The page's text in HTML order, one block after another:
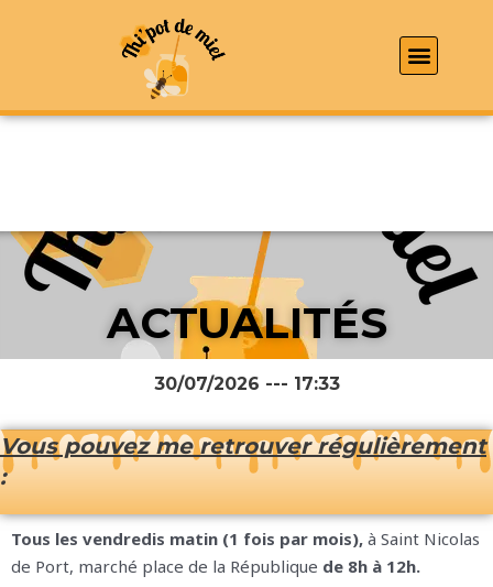
ACTUALITÉS
30/07/2026 --- 17:33
Vous pouvez me retrouver régulièrement
:
Tous les vendredis matin (1 fois par mois), à Saint Nicolas
de Port, marché place de la République de 8h à 12h.